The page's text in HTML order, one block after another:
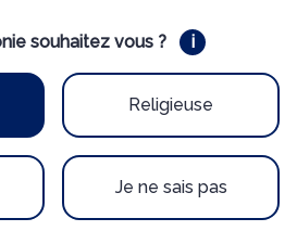
souhaitez vous ? i
Religieuse
Je ne sais pas